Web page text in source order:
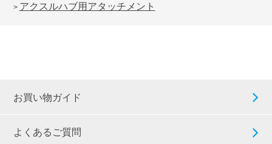
> アクスルハブ用アタッチメント
お買い物ガイド
よくあるご質問